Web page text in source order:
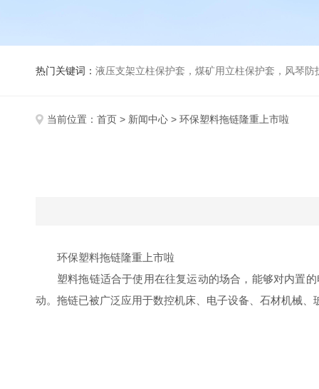
热门关键词： 液压支架立柱保护套，煤矿用立柱保护套，风琴
当前位置： 首页 > 新闻中心 > 环保塑料拖链隆重上市啦
环保塑料拖链隆重上市啦
塑料拖链适合于使用在往复运动的场合，能够对内置
动。拖链已被广泛应用于数控机床、电子设备、石材机械